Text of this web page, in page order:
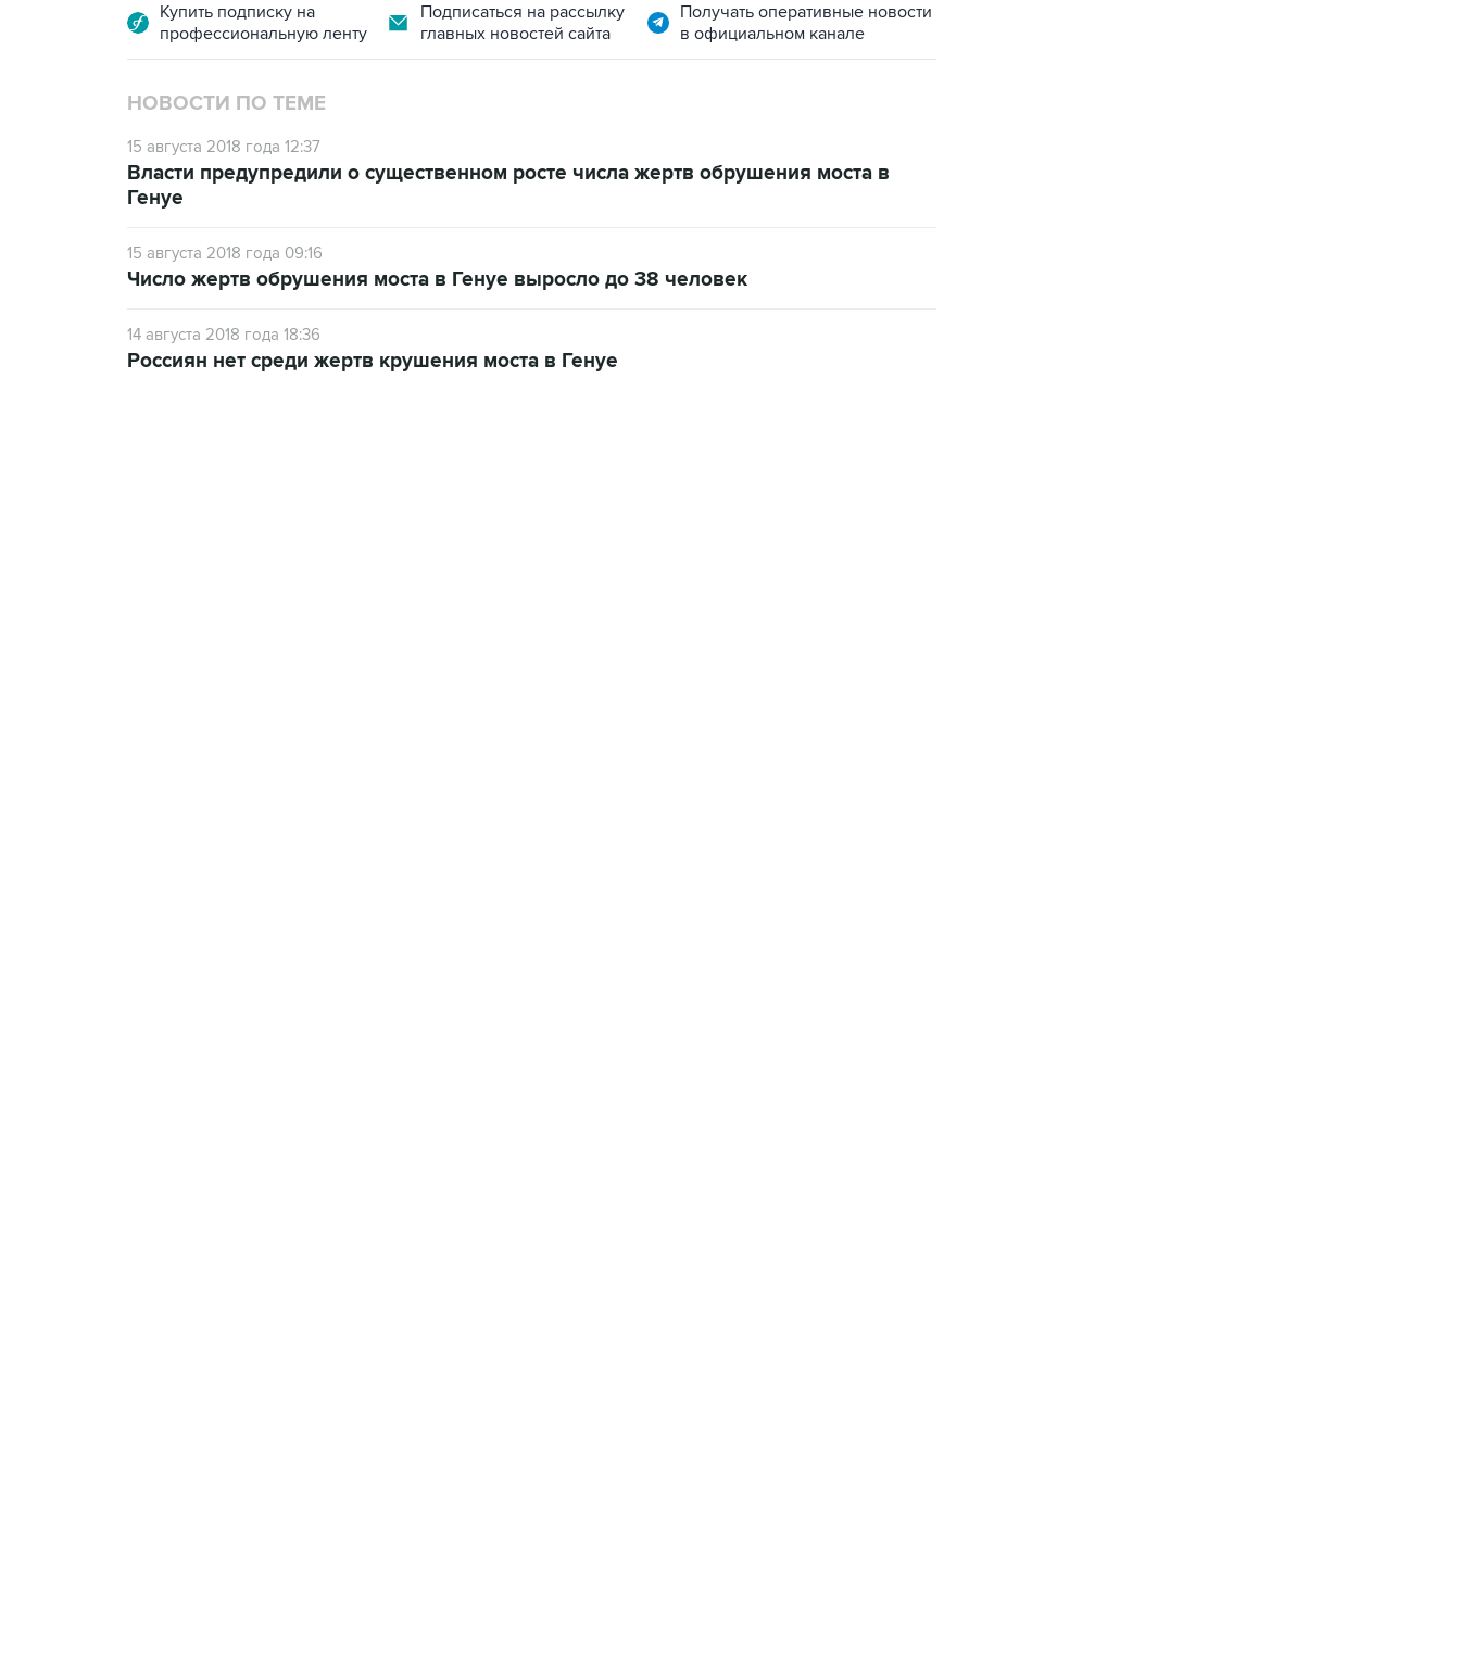
Купить подписку на
профессиональную ленту
Подписаться на рассылку
главных новостей сайта
Получать оперативные новости
в официальном канале
НОВОСТИ ПО ТЕМЕ
15 августа 2018 года 12:37
Власти предупредили о существенном росте числа жертв обрушения моста в
Генуе
15 августа 2018 года 09:16
Число жертв обрушения моста в Генуе выросло до 38 человек
14 августа 2018 года 18:36
Россиян нет среди жертв крушения моста в Генуе